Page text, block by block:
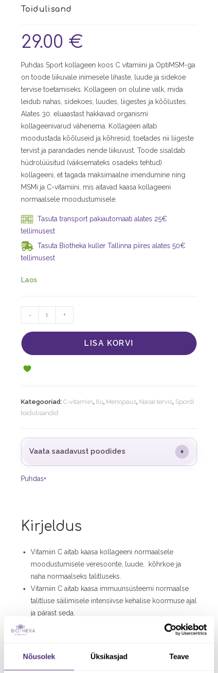
Nõusolek Üksikasjad Teave
29.00 €
Puhdas Sport kollageen koos C vitamiini ja OptiMSM-ga
on toode liikuvale inimesele lihaste, luude ja sidekoe
tervise toetamiseks. Kollageen on oluline valk, mida
leidub nahas, sidekoes, luudes, liigestes ja kõõlustes.
Alates 30. eluaastast hakkavad organismi
kollageenivarud vähenema. Kollageen aitab
moodustada kõõluseid ja kõhresid, toetades nii liigeste
tervist ja parandades nende liikuvust. Toode sisaldab
hüdrolüüsitud (väiksemateks osadeks tehtud)
kollageeni, et tagada maksimaalne imendumine ning
MSMi ja C-vitamiini, mis aitavad kaasa kollageeni
normaalsele moodustumisele.
Tasuta transport pakiautomaati alates 25€
tellimusest
Tasuta Biotheka kuller Tallinna piires alates 50€
tellimusest
Laos
- +
LISA KORVI
Kategooriad: C-vitamiin, Ilu, Menopaus, Naise tervis, Spordi
toidulisandid
Vaata saadavust poodides +
Puhdas+
Kirjeldus
Vitamiin C aitab kaasa kollageeni normaalsele
moodustumisele veresoonte, luude, kõhrkoe ja
naha normaalseks talitluseks.
Vitamiin C aitab kaasa immuunsüsteemi normaalse
talitluse säilimisele intensiivse kehalise koormuse ajal
ja pärast seda.
MSM on vajalik kollageeni, elastaani, kõhre ja keratiini
moodustumisel, toetab luustruktuuri, liigeseid,